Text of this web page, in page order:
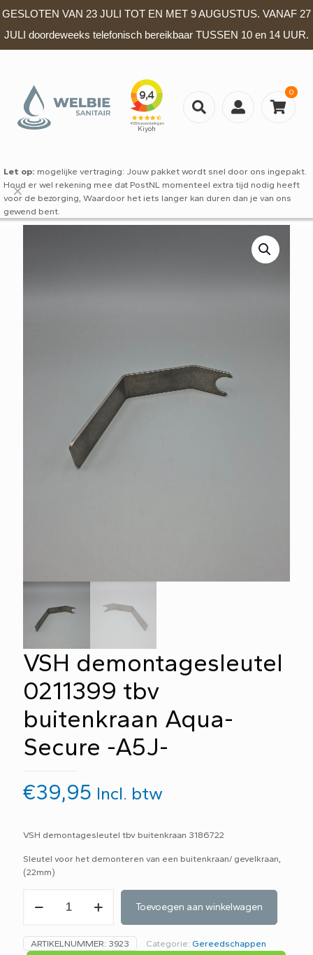
GESLOTEN VAN 23 JULI TOT EN MET 9 AUGUSTUS. VANAF 27
JULI doordeweeks telefonisch bereikbaar TUSSEN 10 en 14 UUR.
0
Let op: mogelijke vertraging: Jouw pakket wordt snel door ons ingepakt.
Houd er wel rekening mee dat PostNL momenteel extra tijd nodig heeft
voor de bezorging, Waardoor het iets langer kan duren dan je van ons
gewend bent.
✕
VSH demontagesleutel
0211399 tbv
buitenkraan Aqua-
Secure -A5J-
€39,95 Incl. btw
VSH demontagesleutel tbv buitenkraan 3186722
Sleutel voor het demonteren van een buitenkraan/ gevelkraan,
(22mm)
demontagesleutel
tbv
buitenkraan
Toevoegen aan winkelwagen
ARTIKELNUMMER: 3923 Categorie: Gereedschappen